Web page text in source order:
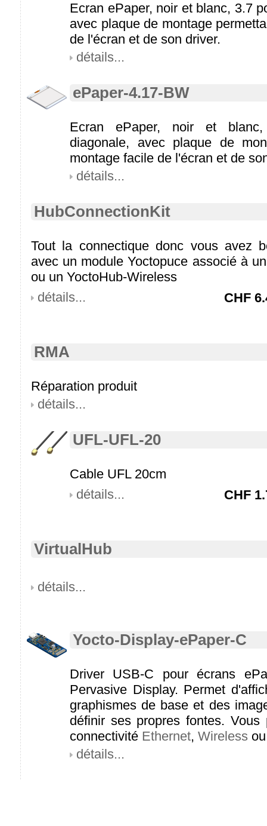
Ecran ePaper, noir et blanc, 3.7
avec plaque de montage
de l'écran et de son driver.
détails...
ePaper-4.17-BW
Ecran ePaper, noir et
diagonale, avec plaque de
montage facile de l'écran et de
détails...
HubConnectionKit
Tout la connectique donc vous avez
avec un module Yoctopuce associé à
ou un YoctoHub-Wireless
détails...
CHF
RMA
Réparation produit
détails...
UFL-UFL-20
Cable UFL 20cm
détails...
CHF
VirtualHub
détails...
Yocto-Display-ePaper-C
Driver USB-C pour écrans
Pervasive Display. Permet
graphismes de base et des
définir ses propres fontes. Vous
connectivité Ethernet, Wireless
détails...